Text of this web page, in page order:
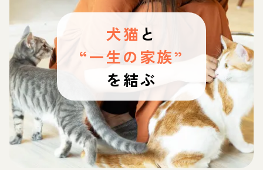
犬猫 と
“一生の家族”
を結ぶ